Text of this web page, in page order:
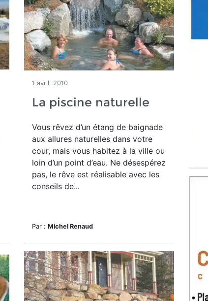
1 avril, 2010
La piscine naturelle
Vous rêvez d’un étang de baignade
aux allures naturelles dans votre
cour, mais vous habitez à la ville ou
loin d’un point d’eau. Ne désespérez
pas, le rêve est réalisable avec les
conseils de...
Par : Michel Renaud